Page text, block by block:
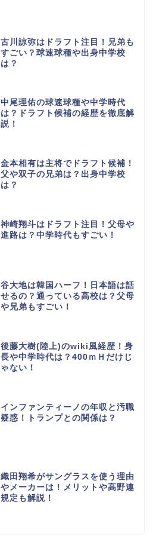
古川諒弥はドラフト注目！兄弟も
すごい？球速球種や出身中学校
は？
中尾理佑の球速球種や中学時代
は？ドラフト候補の経歴を徹底解
説！
金本相有は主将でドラフト候補！
父や双子の兄弟は？出身中学校
は？
神崎翔斗はドラフト注目！父母や
進路は？中学時代もすごい！
谷大地は韓国ハーフ！日本語は話
せるの？通っている高校は？父母
や兄弟もすごい！
後藤大樹(陸上)のwiki風経歴！身
長や中学時代は？400ｍＨだけじ
ゃない！
インファンティーノの年収と汚職
疑惑！トランプとの関係は？
織田翔希がサングラスを使う理由
やメーカーは！メリットや高野連
規定も解説！